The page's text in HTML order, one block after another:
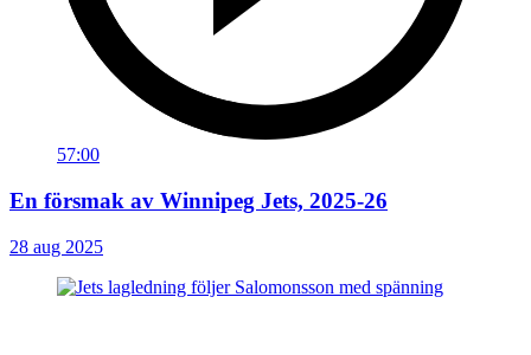
57:00
En försmak av Winnipeg Jets, 2025-26
28 aug 2025